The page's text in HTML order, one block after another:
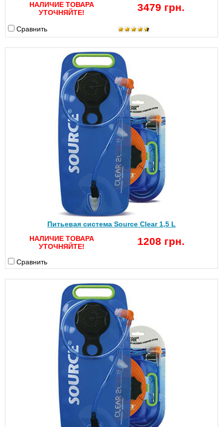
НАЛИЧИЕ ТОВАРА
УТОЧНЯЙТЕ!
3479 грн.
Сравнить
Питьевая система Source Clear 1,5 L
НАЛИЧИЕ ТОВАРА
УТОЧНЯЙТЕ!
1208 грн.
Сравнить